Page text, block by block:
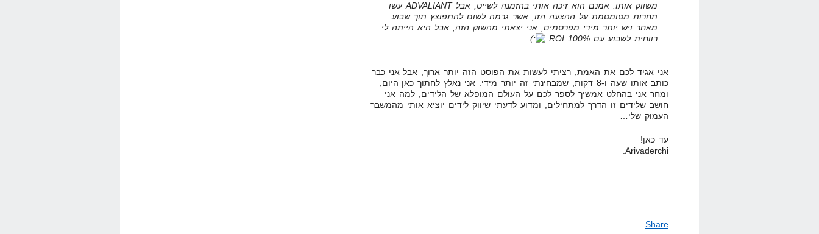
משווק אותו. אמנם הוא זיכה אותי בהזמנה לשייט, אבל ADVALIANT עשו
תחרות מטומטמת על ההצעה הזו, אשר גרמה לשום להתפוצץ תוך שבוע.
מאחר ויש יותר מידי מפרסמים, אני יצאתי מהשוק הזה, אבל היא הייתה לי
רווחית לשבוע עם 100% ROI
אני אגיד לכם את האמת, רציתי לעשות את הפוסט הזה יותר ארוך, אבל אני כבר
כותב אותו שעה ו-8 דקות, שמבחינתי זה יותר מידי. אני נאלץ לחתוך כאן היום,
ומחר אני בהחלט אמשיך לספר לכם על העולם המופלא של הלידים, למה אני
חושב שלידים זו הדרך למתחילים, ומדוע לדעתי שיווק לידים יוציא אותי מהמשבר
העמוק שלי…
עד כאן!
Arivaderchi.
Share